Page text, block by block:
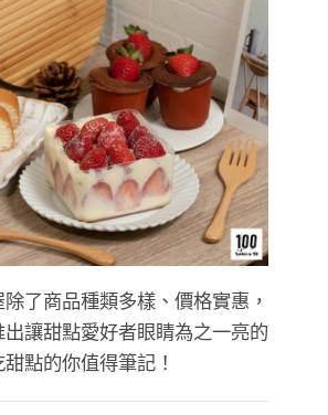
了商品種類多樣、價格實惠，
讓甜點愛好者眼睛為之一亮的
點的你值得筆記！